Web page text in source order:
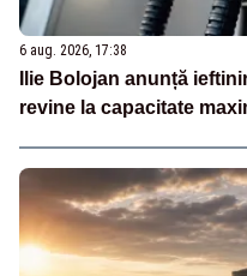
6 aug. 2026, 17:38
Ilie Bolojan anunță
revine la capacitate